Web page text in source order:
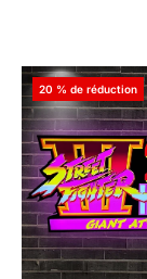
20 % de réduction